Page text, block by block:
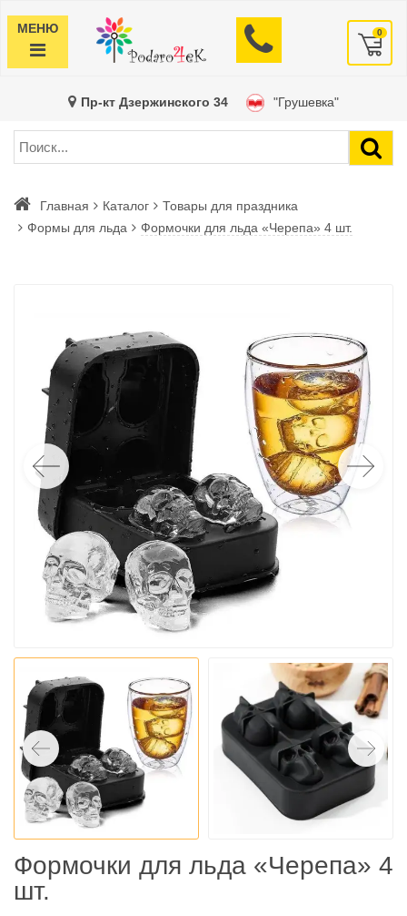
МЕНЮ 0
Пр-кт Дзержинского 34 "Грушевка"
Главная Каталог
Товары для праздника
Формы для льда
Формочки для льда «Черепа» 4 шт.
Формочки для льда «Черепа» 4
шт.